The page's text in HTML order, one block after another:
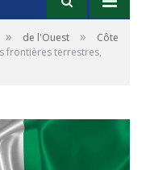
» de l'Ouest »
Côte
frontières terrestres,